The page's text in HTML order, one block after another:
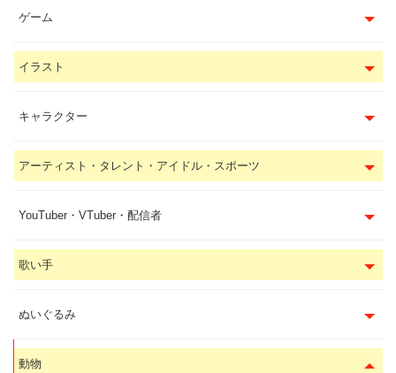
ゲーム
イラスト
キャラクター
アーティスト・タレント・アイドル・スポーツ
YouTuber・VTuber・配信者
歌い手
ぬいぐるみ
動物